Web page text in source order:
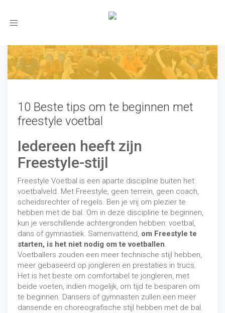
Toggle
10 Beste tips om te beginnen met
freestyle voetbal
Iedereen heeft zijn
Freestyle-stijl
Freestyle Voetbal is een aparte discipline buiten het
voetbalveld. Met Freestyle, geen terrein, geen coach,
scheidsrechter of regels. Ben je vrij om plezier te
hebben met de bal. Om in deze discipline te beginnen,
kun je verschillende achtergronden hebben: voetbal,
dans of gymnastiek. Samenvattend, om Freestyle te
starten, is het niet nodig om te voetballen.
Voetballers zouden een meer technische stijl hebben,
meer gebaseerd op jongleren en prestaties in trucs.
Het is het beste om comfortabel te jongleren, met
beide voeten, indien mogelijk, om tijd te besparen om
te beginnen. Dansers of gymnasten zullen een meer
dansende en choreografische stijl hebben met de bal.